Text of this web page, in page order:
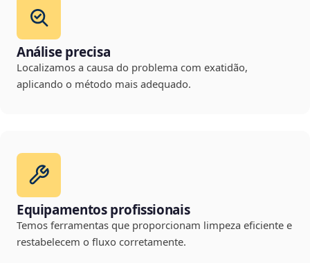
Análise precisa
Localizamos a causa do problema com exatidão,
aplicando o método mais adequado.
Equipamentos profissionais
Temos ferramentas que proporcionam limpeza eficiente e
restabelecem o fluxo corretamente.